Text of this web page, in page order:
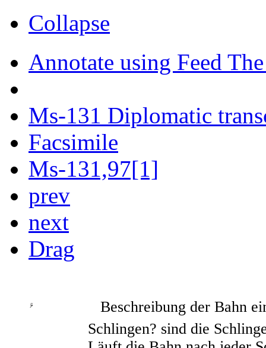
Collapse
Annotate using Feed
Ms-131 Diplomatic
Facsimile
Ms-131,97[1]
prev
next
Drag
∫/
Beschreibung der Bahn
Schlingen? sind die